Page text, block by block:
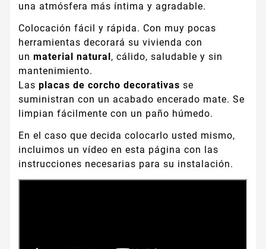
una atmósfera más íntima y agradable.
Colocación fácil y rápida. Con muy pocas
herramientas decorará su vivienda con
un material natural, cálido, saludable y sin
mantenimiento.
Las placas de corcho decorativas se
suministran con un acabado encerado mate. Se
limpian fácilmente con un paño húmedo.
En el caso que decida colocarlo usted mismo,
incluimos un vídeo en esta página con las
instrucciones necesarias para su instalación.